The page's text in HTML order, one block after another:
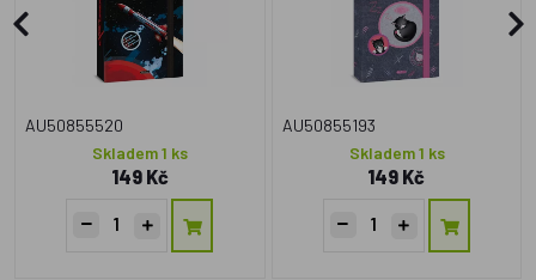
AU50855520
Skladem 1 ks
149 Kč
AU50855193
Skladem 1 ks
149 Kč